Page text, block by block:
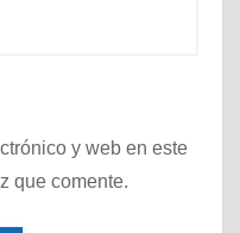
y web en este
que comente.